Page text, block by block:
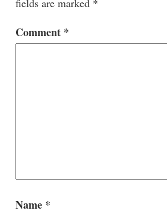
fields are marked *
Comment *
Name *